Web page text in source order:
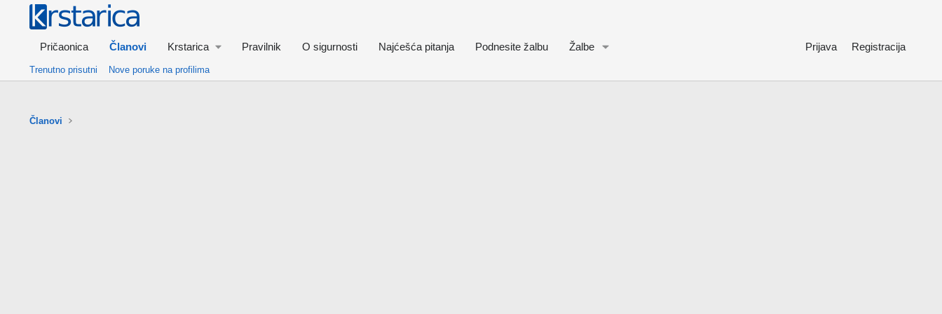
Pričaonica Članovi Krstarica Pravilnik O sigurnosti Najćešća pitanja Podnesite žalbu Žalbe Prijava Registracija
Trenutno prisutni Nove poruke na profilima
Članovi